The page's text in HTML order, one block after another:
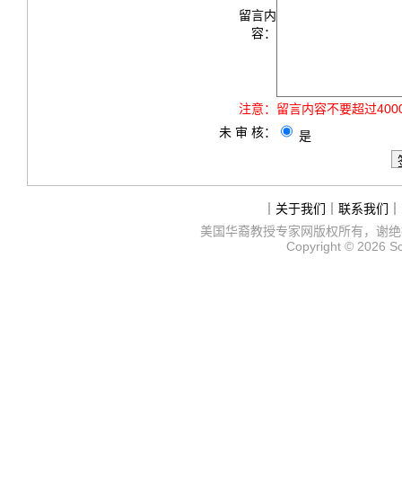
留言内
容：
注意： 留言内容不要超过
未 审 核：
是
关于我们 联系我们
美国华裔教授专家网版权所有，谢
Copyright © 2026